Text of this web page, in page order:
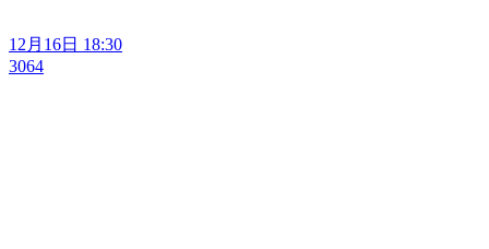
12月16日 18:30
3064